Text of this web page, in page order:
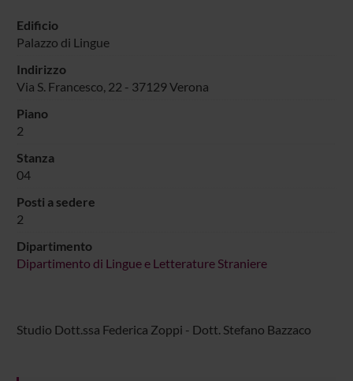
Edificio
Palazzo di Lingue
Indirizzo
Via S. Francesco, 22 - 37129 Verona
Piano
2
Stanza
04
Posti a sedere
2
Dipartimento
Dipartimento di Lingue e Letterature Straniere
Studio Dott.ssa Federica Zoppi - Dott. Stefano Bazzaco